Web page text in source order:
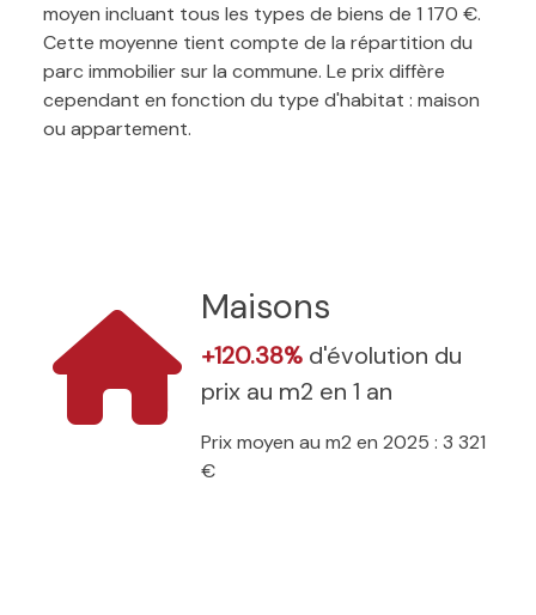
moyen incluant tous les types de biens de 1 170 €.
Cette moyenne tient compte de la répartition du
parc immobilier sur la commune. Le prix diffère
cependant en fonction du type d'habitat : maison
ou appartement.
Maisons
+120.38% d'évolution du
prix au m2 en 1 an
Prix moyen au m2 en 2025 : 3 321
€